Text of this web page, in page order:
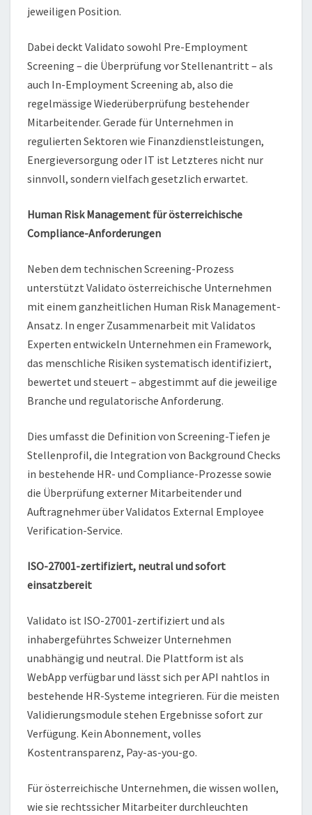
jeweiligen Position.
Dabei deckt Validato sowohl Pre-Employment
Screening – die Überprüfung vor Stellenantritt – als
auch In-Employment Screening ab, also die
regelmässige Wiederüberprüfung bestehender
Mitarbeitender. Gerade für Unternehmen in
regulierten Sektoren wie Finanzdienstleistungen,
Energieversorgung oder IT ist Letzteres nicht nur
sinnvoll, sondern vielfach gesetzlich erwartet.
Human Risk Management für österreichische
Compliance-Anforderungen
Neben dem technischen Screening-Prozess
unterstützt Validato österreichische Unternehmen
mit einem ganzheitlichen Human Risk Management-
Ansatz. In enger Zusammenarbeit mit Validatos
Experten entwickeln Unternehmen ein Framework,
das menschliche Risiken systematisch identifiziert,
bewertet und steuert – abgestimmt auf die jeweilige
Branche und regulatorische Anforderung.
Dies umfasst die Definition von Screening-Tiefen je
Stellenprofil, die Integration von Background Checks
in bestehende HR- und Compliance-Prozesse sowie
die Überprüfung externer Mitarbeitender und
Auftragnehmer über Validatos External Employee
Verification-Service.
ISO-27001-zertifiziert, neutral und sofort
einsatzbereit
Validato ist ISO-27001-zertifiziert und als
inhabergeführtes Schweizer Unternehmen
unabhängig und neutral. Die Plattform ist als
WebApp verfügbar und lässt sich per API nahtlos in
bestehende HR-Systeme integrieren. Für die meisten
Validierungsmodule stehen Ergebnisse sofort zur
Verfügung. Kein Abonnement, volles
Kostentransparenz, Pay-as-you-go.
Für österreichische Unternehmen, die wissen wollen,
wie sie rechtssicher Mitarbeiter durchleuchten